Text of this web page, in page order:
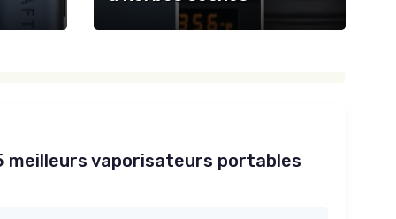
meilleurs vaporisateurs portables